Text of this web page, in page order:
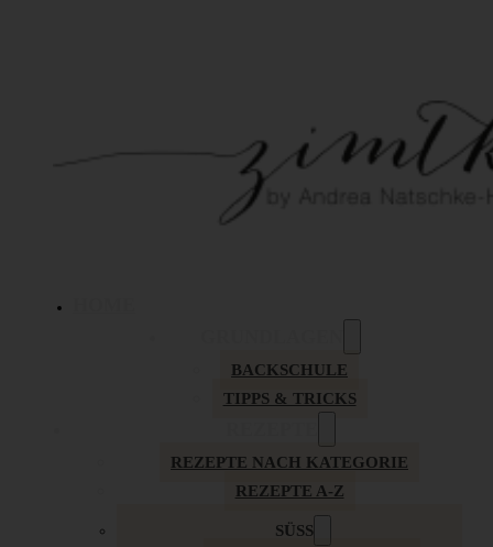
BACKSCHULE
TIPPS & TRICKS
REZEPTE NACH KATEGORIE
REZEPTE A-Z
SÜSS